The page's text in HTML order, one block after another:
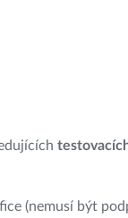
(nemusí být